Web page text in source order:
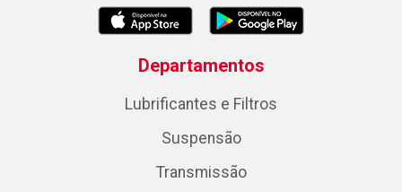
Departamentos
Lubrificantes e Filtros
Suspensão
Transmissão